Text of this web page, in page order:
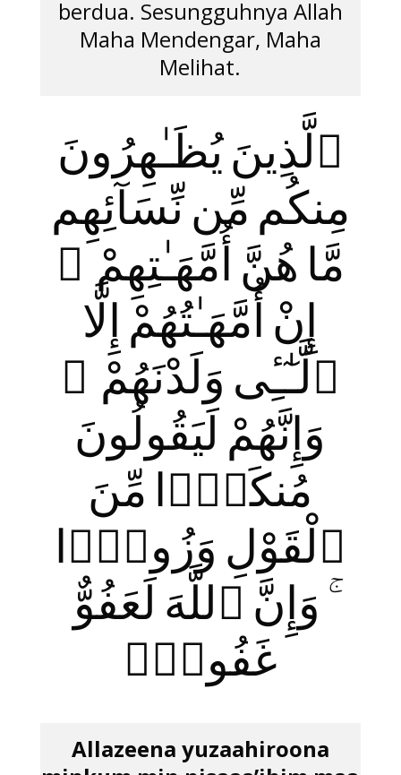
berdua. Sesungguhnya Allah
Maha Mendengar, Maha
Melihat.
ٱلَّذِينَ يُظَـٰهِرُونَ
مِنكُم مِّن نِّسَآئِهِم
مَّا هُنَّ أُمَّهَـٰتِهِمْ ۖ
إِنْ أُمَّهَـٰتُهُمْ إِلَّا
ٱلَّـٰٓـِٔى وَلَدْنَهُمْ ۚ
وَإِنَّهُمْ لَيَقُولُونَ
مُنكَرًۭا مِّنَ
ٱلْقَوْلِ وَزُورًۭا
ۚ وَإِنَّ ٱللَّهَ لَعَفُوٌّ
غَفُورٌۭ
Allazeena yuzaahiroona